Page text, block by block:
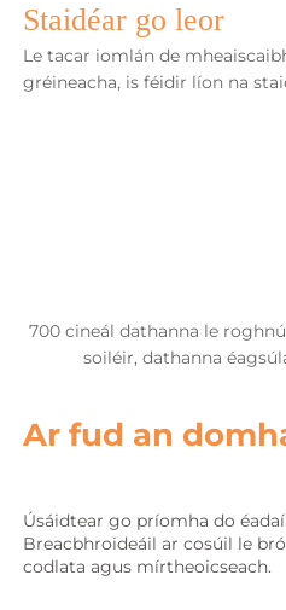
Staidéar go leor
Le tacar iomlán de
gréineacha, is féidir líon na
700 cineál dathanna le
soiléir, dathanna
Ar fud an
Úsáidtear go príomha do
Breacbhroideáil ar cosúil le
codlata agus mírtheoicseach.